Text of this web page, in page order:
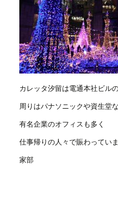
カレッタ汐留は電通本社ビル
周りはパナソニックや資生堂
有名企業のオフィスも多く
仕事帰りの人々で賑わっていま
家部